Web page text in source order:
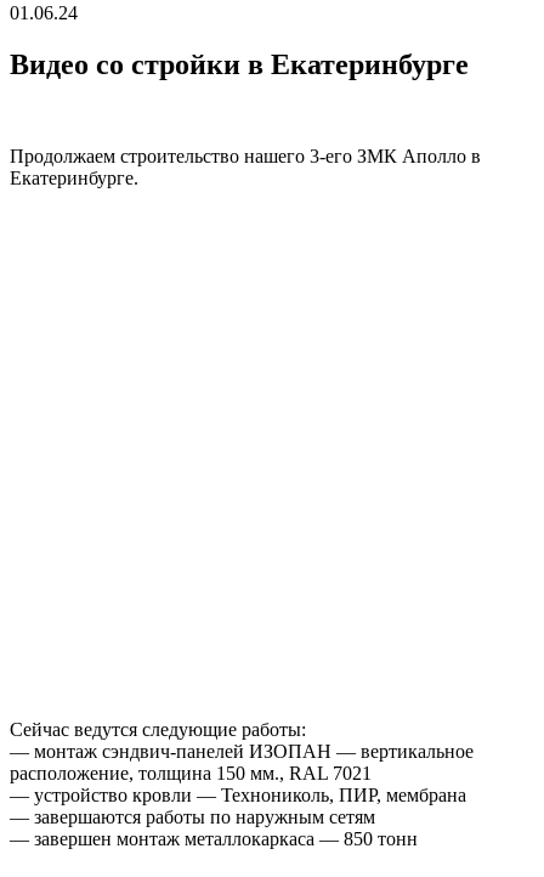
01.06.24
Видео со стройки в Екатеринбурге
Продолжаем строительство нашего 3-его ЗМК Аполло в
Екатеринбурге.
Сейчас ведутся следующие работы:
— монтаж сэндвич-панелей ИЗОПАН — вертикальное
расположение, толщина 150 мм., RAL 7021
— устройство кровли — Технониколь, ПИР, мембрана
— завершаются работы по наружным сетям
— завершен монтаж металлокаркаса — 850 тонн